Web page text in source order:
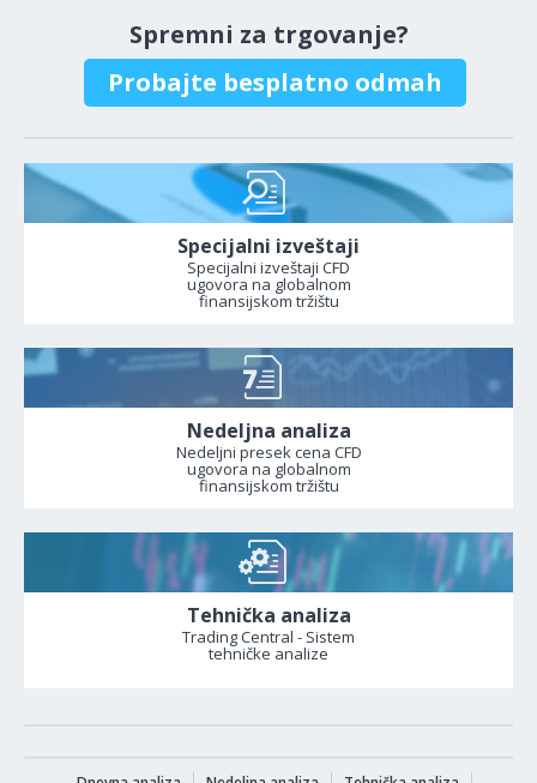
Spremni za trgovanje?
Probajte besplatno odmah
Specijalni izveštaji
Specijalni izveštaji CFD
ugovora na globalnom
finansijskom tržištu
Nedeljna analiza
Nedeljni presek cena CFD
ugovora na globalnom
finansijskom tržištu
Tehnička analiza
Trading Central - Sistem
tehničke analize